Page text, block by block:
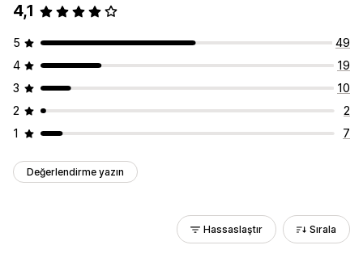
4,1
5
49
4
19
3
10
2
2
1
7
Değerlendirme yazın
Hassaslaştır Sırala